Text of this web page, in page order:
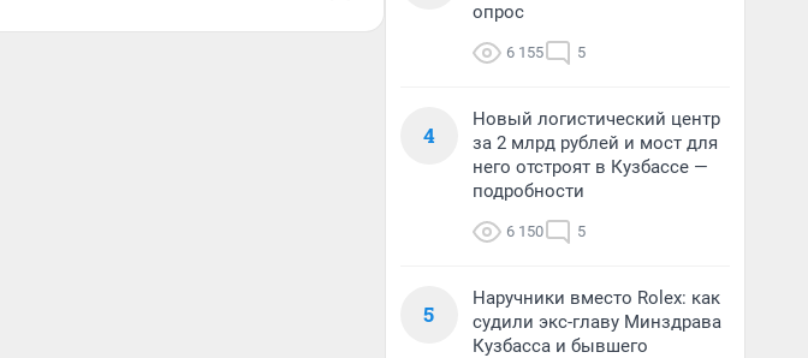
опрос
6 155 5
4
Новый логистический центр
за 2 млрд рублей и мост для
него отстроят в Кузбассе —
подробности
6 150 5
5
Наручники вместо Rolex: как
судили экс-главу Минздрава
Кузбасса и бывшего